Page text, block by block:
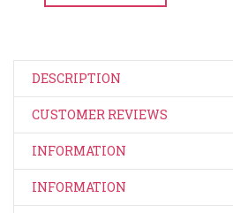
DESCRIPTION
CUSTOMER REVIEWS
INFORMATION
INFORMATION